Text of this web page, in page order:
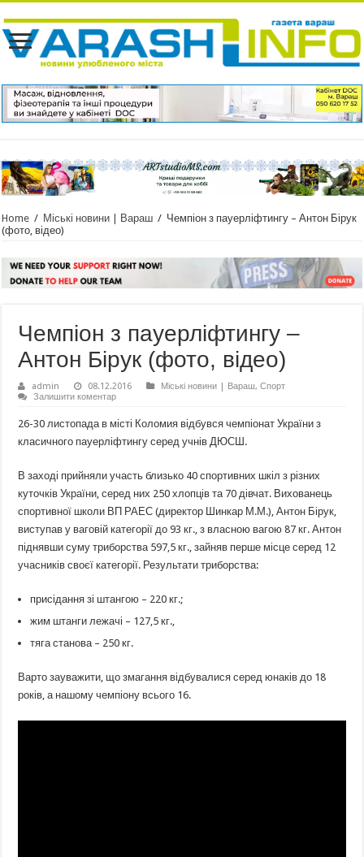
Home / Міські новини | Вараш / Чемпіон з пауерліфтингу – Антон Бірук
(фото, відео)
Чемпіон з пауерліфтингу –
Антон Бірук (фото, відео)
admin 08.12.2016 Міські новини | Вараш,Спорт
Залишити коментар
26-30 листопада в місті Коломия відбувся чемпіонат України з
класичного пауерліфтингу серед учнів ДЮСШ.
В заході прийняли участь близько 40 спортивних шкіл з різних
куточків України, серед них 250 хлопців та 70 дівчат. Вихованець
спортивної школи ВП РАЕС (директор Шинкар М.М.), Антон Бірук,
виступав у ваговій категорії до 93 кг., з власною вагою 87 кг. Антон
піднявши суму триборства 597,5 кг., зайняв перше місце серед 12
учасників своєї категорії. Результати триборства:
присідання зі штангою – 220 кг.;
жим штанги лежачі – 127,5 кг.,
тяга станова – 250 кг.
Варто зауважити, що змагання відбувалися серед юнаків до 18
років, а нашому чемпіону всього 16.